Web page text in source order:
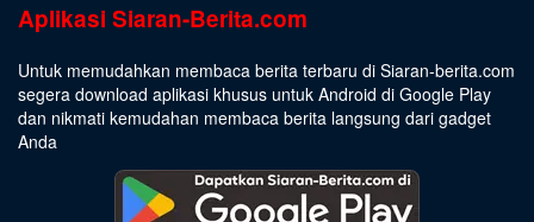
Aplikasi Siaran-Berita.com
Untuk memudahkan membaca berita terbaru di Siaran-berita.com
segera download aplikasi khusus untuk Android di Google Play
dan nikmati kemudahan membaca berita langsung dari gadget
Anda